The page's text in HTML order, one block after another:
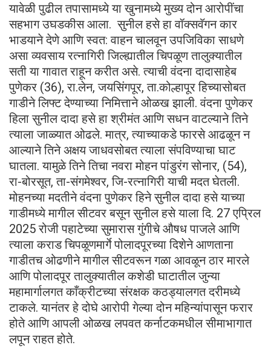
यावेळी पुढील तपासामध्ये या खुनामध्ये मुख्य दोन आरोपींचा
सहभाग उघडकीस आला. सुनील हसे हा वॉक्सवॅगन कार
भाडयाने देणे आणि स्वत: वाहन चालवून उपजिविका साधणे
असा व्यवसाय रत्नागिरी जिल्ह्यातील चिपळूण तालुक्यातील
सती या गावात राहून करीत असे. त्याची वंदना दादासाहेब
पुणेकर (36), रा.लेन, जयसिंगपूर, ता.कोल्हापूर हिच्यासोबत
गाडीने लिफ्ट देण्याच्या निमित्ताने ओळख झाली. वंदना पुणेकर
हिला सुनील दादा हसे हा श्रीमंत आणि सधन वाटल्याने तिने
त्याला जाळ्यात ओढले. मात्र, त्याच्याकडे फारसे आढळून न
आल्याने तिने अक्षय जाधवसोबत त्याला संपविण्याचा घाट
घातला. यामुळे तिने तिचा नवरा मोहन पांडुरंग सोनार, (54),
रा-बोरसूत, ता-संगमेश्वर, जि-रत्नागिरी याची मदत घेतली.
मोहनच्या मदतीने वंदना पुणेकर हिने सुनील दादा हसे याच्या
गाडीमध्ये मागील सीटवर बसून सुनील हसे याला दि. 27 एप्रिल
2025 रोजी पहाटेच्या सुमारास गुंगीचे औषध पाजले आणि
त्याला कराड चिपळूणमार्गे पोलादपूरच्या दिशेने आणताना
गाडीतच ओढणीने मागील सीटवरून गळा आवळून ठार मारले
आणि पोलादपूर तालुक्यातील कशेडी घाटातील जुन्या
महामार्गालगत काँक्रीटच्या संरक्षक कठड्यालगत दरीमध्ये
टाकले. यानंतर हे दोघे आरोपी गेल्या दोन महिन्यांपासून फरार
होते आणि आपली ओळख लपवत कर्नाटकमधील सीमाभागात
लपून राहत होते.